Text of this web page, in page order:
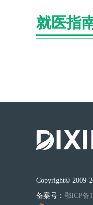
就医指
Copyright© 2009-
备案号： 鄂ICP备